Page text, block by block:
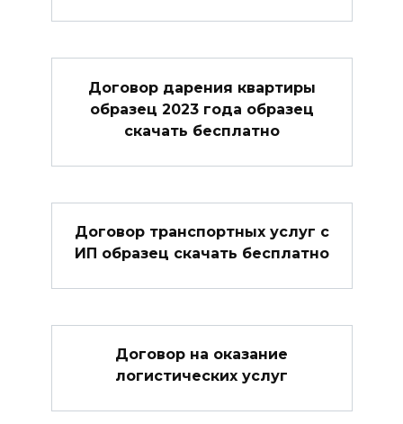
Договор дарения квартиры
образец 2023 года образец
скачать бесплатно
Договор транспортных услуг с
ИП образец скачать бесплатно
Договор на оказание
логистических услуг